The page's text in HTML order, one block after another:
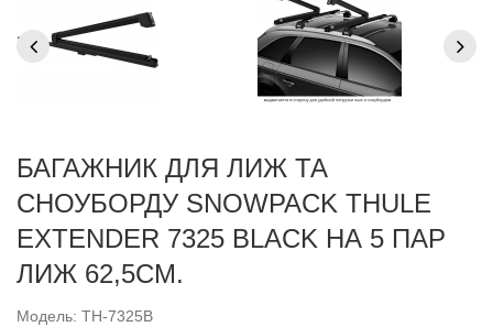
БАГАЖНИК ДЛЯ ЛИЖ ТА
СНОУБОРДУ SNOWPACK THULE
EXTENDER 7325 BLACK НА 5 ПАР
ЛИЖ 62,5СМ.
Модель: TH-7325B